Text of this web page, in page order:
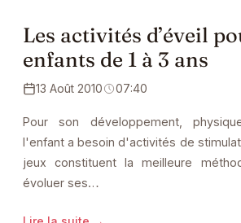
Les activités d’éveil
enfants de 1 à 3 ans
13 Août 2010 07:40
Pour son développement,
l'enfant a besoin d'activités de
jeux constituent la meilleure
évoluer ses…